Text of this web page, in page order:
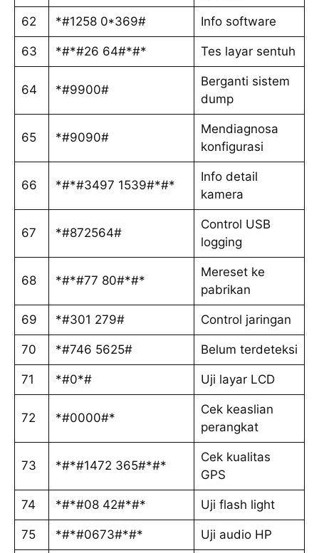
62 *#1258 0*369# Info software
63 *#*#26 64#*#* Tes layar sentuh
64 *#9900#
Berganti sistem
dump
65 *#9090#
Mendiagnosa
konfigurasi
66 *#*#3497 1539#*#*
Info detail
kamera
67 *#872564#
Control USB
logging
68 *#*#77 80#*#*
Mereset ke
pabrikan
69 *#301 279# Control jaringan
70 *#746 5625# Belum terdeteksi
71 *#0*# Uji layar LCD
72 *#0000#*
Cek keaslian
perangkat
73 *#*#1472 365#*#*
Cek kualitas
GPS
74 *#*#08 42#*#* Uji flash light
75 *#*#0673#*#* Uji audio HP